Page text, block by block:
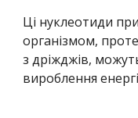
Ці нуклеотиди
організмом,
з дріжджів,
вироблення